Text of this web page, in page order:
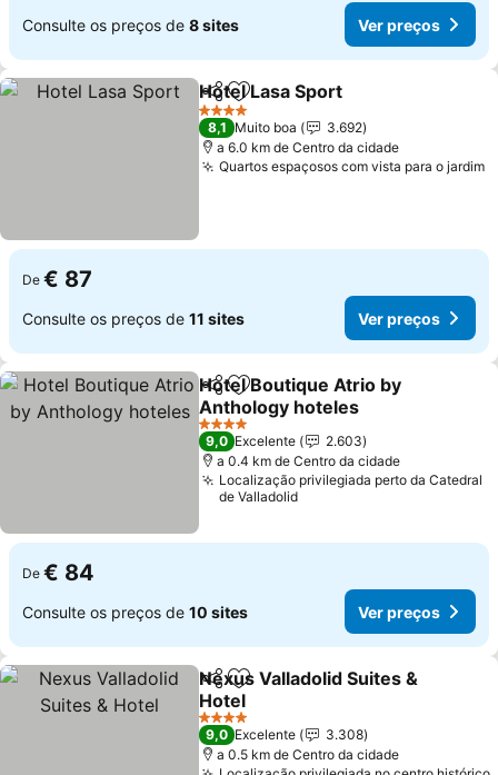
Consulte os preços de 8 sites Ver preços
PartilharAdicionar aos favoritos
Hotel Lasa Sport
4 Estrelas
8,1 Muito boa
3.692
a 6.0 km de Centro da cidade
Quartos espaçosos com vista para o jardim
De € 87
Consulte os preços de 11 sites Ver preços
PartilharAdicionar aos favoritos
Hotel Boutique Atrio by
Anthology hoteles
Ver preços
4 Estrelas
9,0 Excelente
2.603
a 0.4 km de Centro da cidade
Localização privilegiada perto da Catedral
de Valladolid
De € 84
Consulte os preços de 10 sites Ver preços
PartilharAdicionar aos favoritos
Nexus Valladolid Suites &
Hotel
Ver preços
4 Estrelas
9,0 Excelente
3.308
a 0.5 km de Centro da cidade